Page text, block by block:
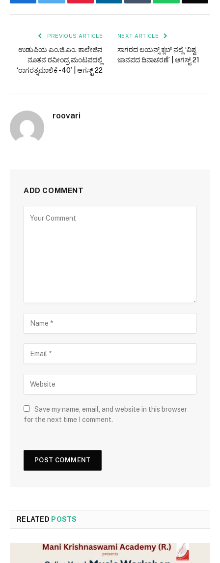
PREVIOUS ARTICLE
ಉಡುಪಿಯ ಎಂ.ಜಿ.ಎಂ. ಕಾಲೇಜಿನ
ನೂತನ ರವೀಂದ್ರ ಮಂಟಪದಲ್ಲಿ
‘ರಾಗರತ್ನಮಾಲಿಕೆ -40’ | ಆಗಸ್ಟ್ 22
NEXT ARTICLE
ಸಾಗರದ ಲಯನ್ಸ್ ಕ್ಲಬ್ ನಲ್ಲಿ ‘ವಿಶ್ವ
ಜಾನಪದ ದಿನಾಚರಣೆ’ | ಆಗಸ್ಟ್ 21
roovari
ADD COMMENT
Save my name, email, and website in this browser
for the next time I comment.
RELATED POSTS